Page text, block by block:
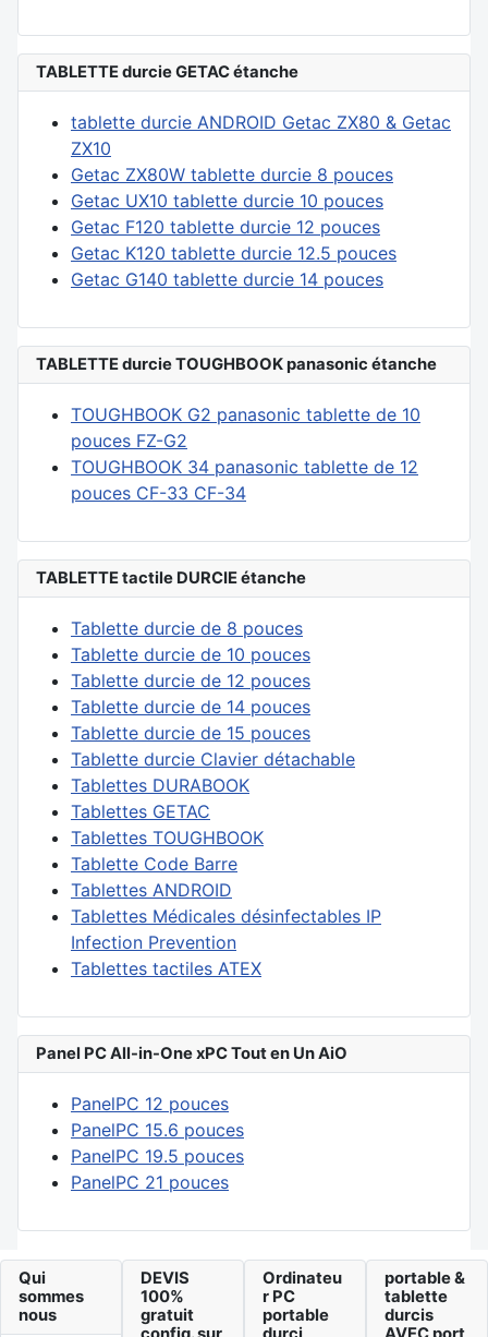
TABLETTE durcie GETAC étanche
tablette durcie ANDROID Getac ZX80 & Getac
ZX10
Getac ZX80W tablette durcie 8 pouces
Getac UX10 tablette durcie 10 pouces
Getac F120 tablette durcie 12 pouces
Getac K120 tablette durcie 12.5 pouces
Getac G140 tablette durcie 14 pouces
TABLETTE durcie TOUGHBOOK panasonic étanche
TOUGHBOOK G2 panasonic tablette de 10
pouces FZ-G2
TOUGHBOOK 34 panasonic tablette de 12
pouces CF-33 CF-34
TABLETTE tactile DURCIE étanche
Tablette durcie de 8 pouces
Tablette durcie de 10 pouces
Tablette durcie de 12 pouces
Tablette durcie de 14 pouces
Tablette durcie de 15 pouces
Tablette durcie Clavier détachable
Tablettes DURABOOK
Tablettes GETAC
Tablettes TOUGHBOOK
Tablette Code Barre
Tablettes ANDROID
Tablettes Médicales désinfectables IP
Infection Prevention
Tablettes tactiles ATEX
Panel PC All-in-One xPC Tout en Un AiO
PanelPC 12 pouces
PanelPC 15.6 pouces
PanelPC 19.5 pouces
PanelPC 21 pouces
Qui
sommes
nous
DEVIS
100%
gratuit
Ordinateu
r PC
portable
portable &
tablette
durcis